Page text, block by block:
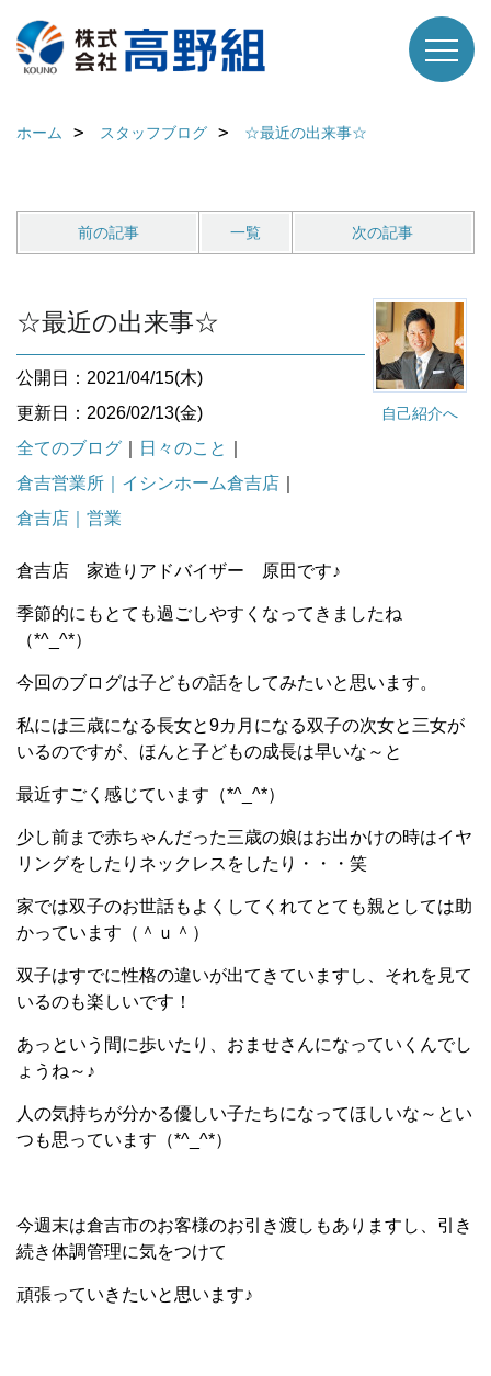
ホーム スタッフブログ ☆最近の出来事☆
前の記事 一覧 次の記事
自己紹介へ
☆最近の出来事☆
公開日：2021/04/15(木)
更新日：2026/02/13(金)
全てのブログ
日々のこと
倉吉営業所｜イシンホーム倉吉店
倉吉店｜営業
倉吉店 家造りアドバイザー 原田です♪
季節的にもとても過ごしやすくなってきましたね
（*^_^*）
今回のブログは子どもの話をしてみたいと思います。
私には三歳になる長女と9カ月になる双子の次女と三女が
いるのですが、ほんと子どもの成長は早いな～と
最近すごく感じています（*^_^*）
少し前まで赤ちゃんだった三歳の娘はお出かけの時はイヤ
リングをしたりネックレスをしたり・・・笑
家では双子のお世話もよくしてくれてとても親としては助
かっています（＾ｕ＾）
双子はすでに性格の違いが出てきていますし、それを見て
いるのも楽しいです！
あっという間に歩いたり、おませさんになっていくんでし
ょうね～♪
人の気持ちが分かる優しい子たちになってほしいな～とい
つも思っています（*^_^*）
今週末は倉吉市のお客様のお引き渡しもありますし、引き
続き体調管理に気をつけて
頑張っていきたいと思います♪